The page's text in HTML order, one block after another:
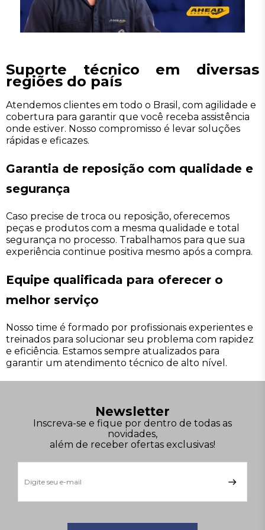
Suporte técnico em diversas
regiões do país
Atendemos clientes em todo o Brasil, com agilidade e
cobertura para garantir que você receba assistência
onde estiver. Nosso compromisso é levar soluções
rápidas e eficazes.
Garantia de reposição com qualidade e
segurança
Caso precise de troca ou reposição, oferecemos
peças e produtos com a mesma qualidade e total
segurança no processo. Trabalhamos para que sua
experiência continue positiva mesmo após a compra.
Equipe qualificada para oferecer o
melhor serviço
Nosso time é formado por profissionais experientes e
treinados para solucionar seu problema com rapidez
e eficiência. Estamos sempre atualizados para
garantir um atendimento técnico de alto nível.
Newsletter
Inscreva-se e fique por dentro de todas as
novidades,
além de receber ofertas exclusivas!